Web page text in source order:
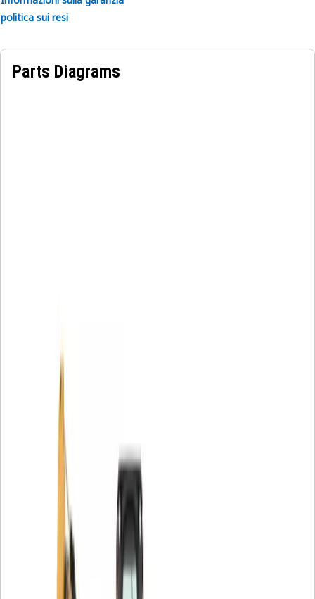
politica sui resi
Parts Diagrams